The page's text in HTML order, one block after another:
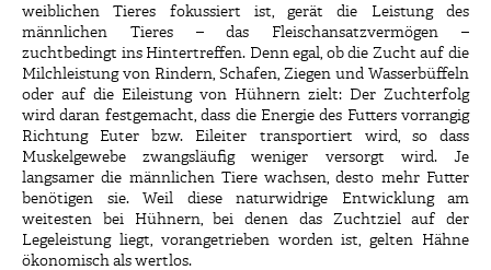
weiblichen Tieres fokussiert ist, gerät die Leistung des
männlichen Tieres – das Fleischansatzvermögen –
zuchtbedingt ins Hintertreffen. Denn egal, ob die Zucht auf die
Milchleistung von Rindern, Schafen, Ziegen und Wasserbüffeln
oder auf die Eileistung von Hühnern zielt: Der Zuchterfolg
wird daran festgemacht, dass die Energie des Futters vorrangig
Richtung Euter bzw. Eileiter transportiert wird, so dass
Muskelgewebe zwangsläufig weniger versorgt wird. Je
langsamer die männlichen Tiere wachsen, desto mehr Futter
benötigen sie. Weil diese naturwidrige Entwicklung am
weitesten bei Hühnern, bei denen das Zuchtziel auf der
Legeleistung liegt, vorangetrieben worden ist, gelten Hähne
ökonomisch als wertlos.